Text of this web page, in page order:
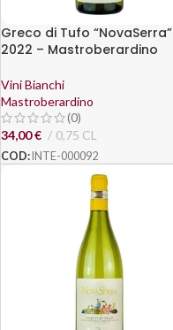
Greco di Tufo “NovaSerra”
2022 – Mastroberardino
Vini Bianchi
Mastroberardino
(0)
34,00€ 0,75 CL
COD: INTE-000092